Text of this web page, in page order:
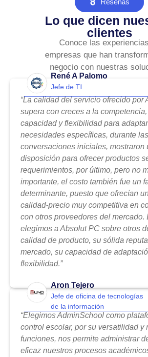
Reseñas
Lo que dicen
clientes
Conoce las
empresas que han
negocio con nuestras
René A Palomo
Jefe de TI
“La calidad del servicio ofrecido por
supera con creces a la
capacidad y flexibilidad para
necesidades específicas, durante las
conversaciones iniciales, mostraron
disposición para ofrecer productos
requerimientos, por último, pero no
importante, el costo también fue un
determinante, puesto que ofrecían
calidad-precio muy competitiva en
con otros proveedores del mercado.
elegimos a Absolut PC sobre otros
calidad de producto, su sólida
mercado, su capacidad de
flexibilidad.”
Aron Tejero
Jefe de oficina de tecnologías
de la información
“Elegimos AdminSchool como
control escolar, por su versatilidad y
funciones, nos permite administrar
eficaz nuestros procesos